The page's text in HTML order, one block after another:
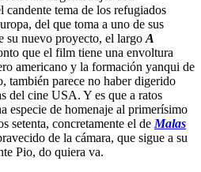
candente tema de los refugiados
del que toma a uno de sus
su nuevo proyecto, el largo A
que el film tiene una envoltura
americano y la formación yanqui de
también parece no haber digerido
del cine USA. Y es que a ratos
especie de homenaje al primerísimo
setenta, concretamente el de Malas
de la cámara, que sigue a su
Pio, do quiera va.